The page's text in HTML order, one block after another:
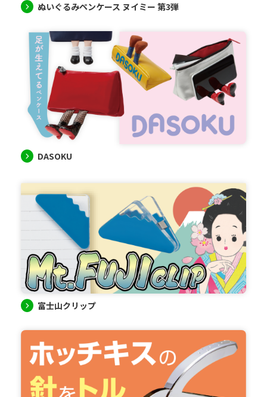
ぬいぐるみペンケース ヌイミー 第3弾
DASOKU
富士山クリップ